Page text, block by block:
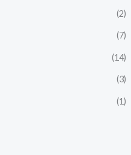
(2)
(7)
(14)
(3)
(1)